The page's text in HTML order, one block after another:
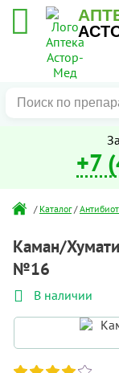
+7
/ Каталог /
Каман/
№16
В наличии